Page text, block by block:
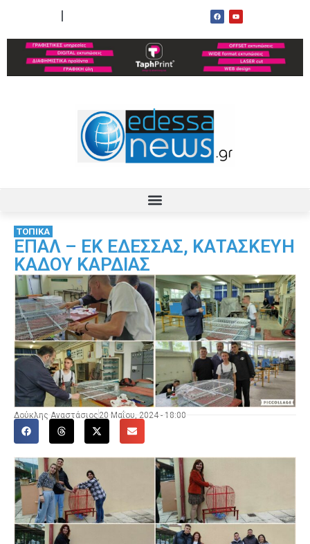
ΤΟΠΙΚΑ
ΕΠΑΛ – ΕΚ ΕΔΕΣΣΑΣ, ΚΑΤΑΣΚΕΥΗ
ΚΑΔΟΥ ΚΑΡΔΙΑΣ
Δούκλης Αναστάσιος 20 Μαΐου, 2024 - 18:00